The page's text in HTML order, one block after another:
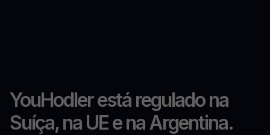
YouHodler está regulado na
Suíça, na UE e na Argentina.